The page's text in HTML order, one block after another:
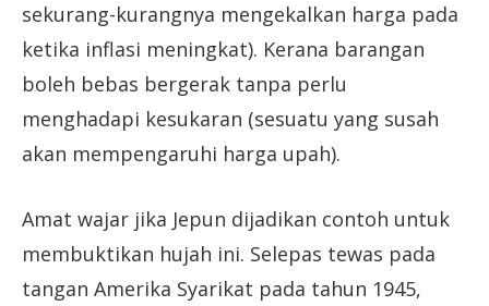
sekurang-kurangnya mengekalkan harga pada
ketika inflasi meningkat). Kerana barangan
boleh bebas bergerak tanpa perlu
menghadapi kesukaran (sesuatu yang susah
akan mempengaruhi harga upah).
Amat wajar jika Jepun dijadikan contoh untuk
membuktikan hujah ini. Selepas tewas pada
tangan Amerika Syarikat pada tahun 1945,